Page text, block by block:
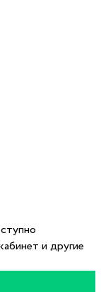
и другие